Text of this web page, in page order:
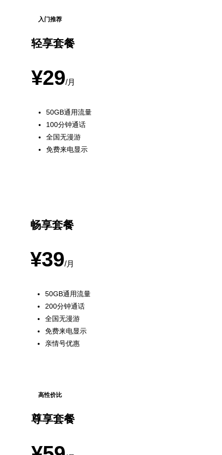
入门推荐
轻享套餐
¥29/月
50GB通用流量
100分钟通话
全国无漫游
免费来电显示
畅享套餐
¥39/月
50GB通用流量
200分钟通话
全国无漫游
免费来电显示
亲情号优惠
高性价比
尊享套餐